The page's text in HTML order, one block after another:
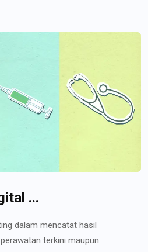
...
dalam mencatat hasil
terkini maupun